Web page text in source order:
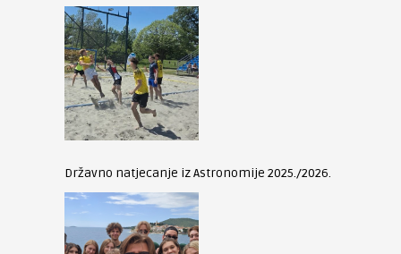
Državno natjecanje iz Astronomije 2025./2026.